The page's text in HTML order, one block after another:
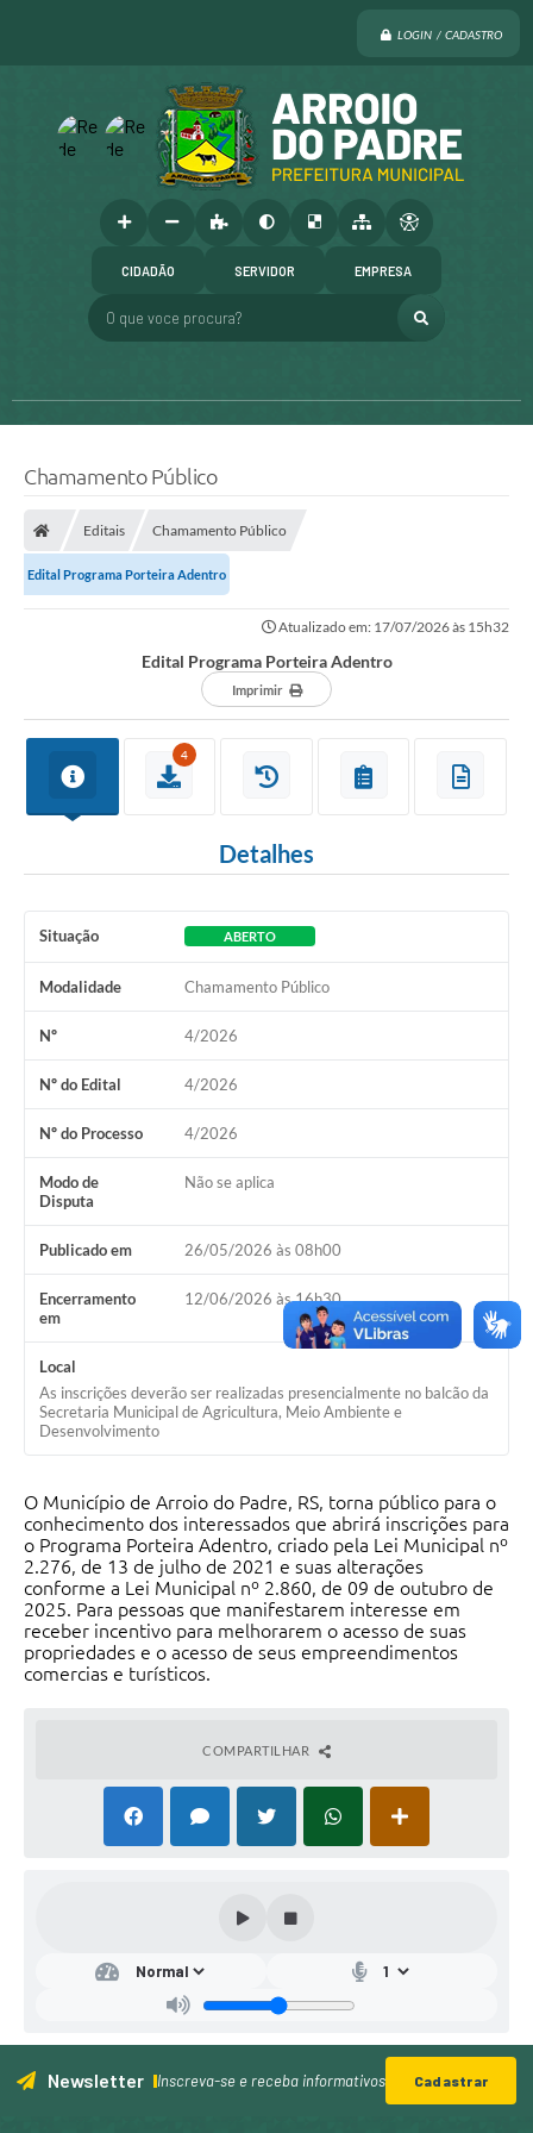
LOGIN / CADASTRO
O que voce procura?
CIDADÃO SERVIDOR EMPRESA
Chamamento Público
Editais Chamamento Público
Edital Programa Porteira Adentro
Atualizado em: 17/07/2026 às 15h32
Edital Programa Porteira Adentro
Imprimir
4
Detalhes
Situação ABERTO
Modalidade Chamamento Público
Nº 4/2026
Nº do Edital 4/2026
Nº do Processo 4/2026
Modo de
Disputa
Não se aplica
Publicado em 26/05/2026 às 08h00
Encerramento
em
12/06/2026 às 16h30
Local
As inscrições deverão ser realizadas presencialmente no balcão da
Secretaria Municipal de Agricultura, Meio Ambiente e
Desenvolvimento
O Município de Arroio do Padre, RS, torna público para o
conhecimento dos interessados que abrirá inscrições para
o Programa Porteira Adentro, criado pela Lei Municipal nº
2.276, de 13 de julho de 2021 e suas alterações
conforme a Lei Municipal nº 2.860, de 09 de outubro de
2025. Para pessoas que manifestarem interesse em
receber incentivo para melhorarem o acesso de suas
propriedades e o acesso de seus empreendimentos
comercias e turísticos.
COMPARTILHAR
Newsletter Inscreva-se e receba informativos Cadastrar